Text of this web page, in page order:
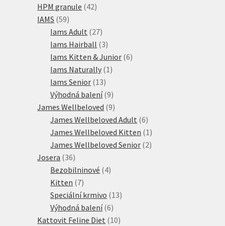
HPM granule 4242
IAMS 5959
produktů
Iams Adult 2727
produktů
Iams Hairball 33
produkty
Iams Kitten & Junior 66
Iams Naturally 1 1
Iams Senior 1313
produktů
Výhodná balení 99
produktů
James Wellbeloved 99
produktů
James Wellbeloved Adult 66
produktů
James Wellbeloved Kitten 1 1
produkt
James Wellbeloved Senior 22
Josera 3636
produktů
Bezobilninové 44
Kitten 77
produktů
Speciální krmivo 1313
Výhodná balení 66
produktů
Kattovit Feline Diet 1010